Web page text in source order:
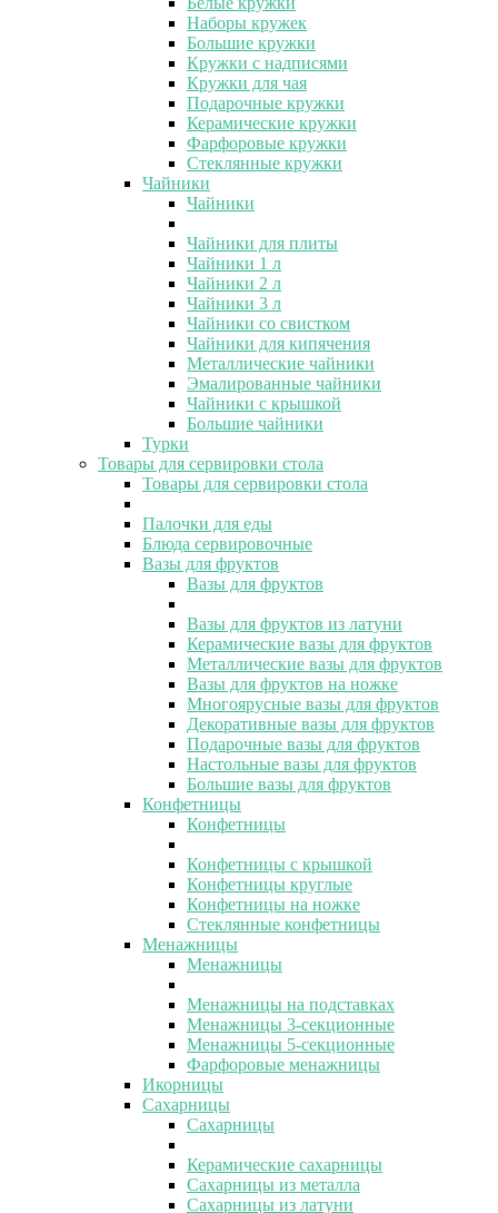
Наборы кружек
Большие кружки
Кружки с надписями
Кружки для чая
Подарочные кружки
Керамические кружки
Фарфоровые кружки
Стеклянные кружки
Чайники
Чайники
Чайники для плиты
Чайники 1 л
Чайники 2 л
Чайники 3 л
Чайники со свистком
Чайники для кипячения
Металлические чайники
Эмалированные чайники
Чайники с крышкой
Большие чайники
Турки
Товары для сервировки стола
Товары для сервировки стола
Палочки для еды
Блюда сервировочные
Вазы для фруктов
Вазы для фруктов
Вазы для фруктов из латуни
Керамические вазы для фруктов
Металлические вазы для фруктов
Вазы для фруктов на ножке
Многоярусные вазы для фруктов
Декоративные вазы для фруктов
Подарочные вазы для фруктов
Настольные вазы для фруктов
Большие вазы для фруктов
Конфетницы
Конфетницы
Конфетницы с крышкой
Конфетницы круглые
Конфетницы на ножке
Стеклянные конфетницы
Менажницы
Менажницы
Менажницы на подставках
Менажницы 3-секционные
Менажницы 5-секционные
Фарфоровые менажницы
Икорницы
Сахарницы
Сахарницы
Керамические сахарницы
Сахарницы из металла
Сахарницы из латуни